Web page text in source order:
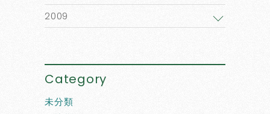
2009
Category
未分類